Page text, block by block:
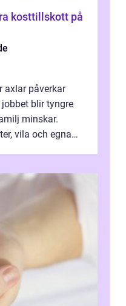
axlar påverkar
blir tyngre
minskar.
vila och egna